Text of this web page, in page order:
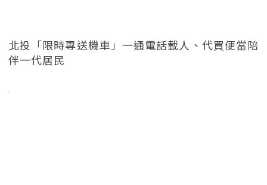
北投「限時專送機車」一通電話載人、代買便當陪
伴一代居民